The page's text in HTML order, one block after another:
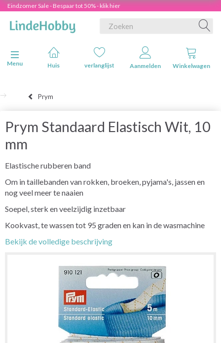
Eindzomer Sale - Bespaar tot 50% - klik hier
Navigatie in-/uitschakelen
Menu
Huis verlanglijst Aanmelden Winkelwagen
Prym
Prym Standaard Elastisch Wit, 10
mm
Elastische rubberen band
Om in taillebanden van rokken, broeken, pyjama's, jassen en
nog veel meer te naaien
Soepel, sterk en veelzijdig inzetbaar
Kookvast, te wassen tot 95 graden en kan in de wasmachine
Bekijk de volledige beschrijving